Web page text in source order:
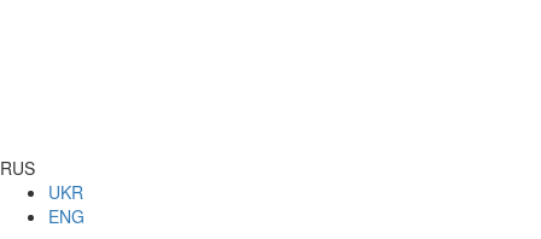
RUS
UKR
ENG